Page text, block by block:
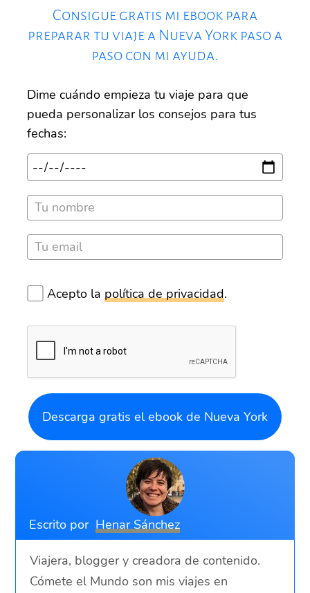
Consigue gratis mi ebook para
preparar tu viaje a Nueva York paso a
paso con mi ayuda.
Dime cuándo empieza tu viaje para que
pueda personalizar los consejos para tus
fechas:
Acepto la política de privacidad.
Descarga gratis el ebook de Nueva York
Escrito por Henar Sánchez
Viajera, blogger y creadora de contenido.
Cómete el Mundo son mis viajes en